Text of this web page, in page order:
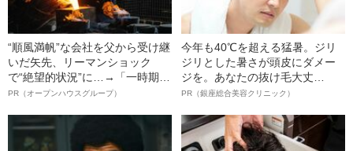
“順風満帆”な会社を父から受け継
いだ矢先、リーマンショック
で“絶望的状況”に…→「一時期は
納品3年待ち」のヒット商品を生
明かす、“逆転の戦術”
PR（オープンハウスグループ）
今年も40℃を超える猛暑。ジリ
ジリとした暑さが頭皮にダメー
ジを。あなたの抜け毛大丈
夫！？
PR（銀座総合美容クリニック）